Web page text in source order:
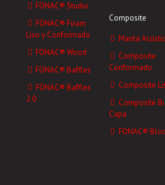
FONAC® Studio
FONAC® Foam
Liso y Conformado
FONAC® Wood
FONAC® Baffles
FONAC® Baffles
2.0
Composite
Manta
Composite
Conformado
Composite
Composite
Capa
FONAC®